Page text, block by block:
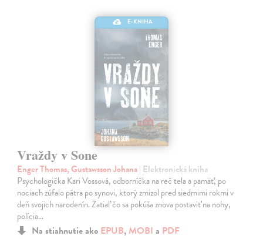
E-KNIHA
Vraždy v Sone
Enger Thomas, Gustawsson Johana| Elektronická kniha
Psychologička Kari Vossová, odborníčka na reč tela a pamäť, po
nociach zúfalo pátra po synovi, ktorý zmizol pred siedmimi rokmi v
deň svojich narodenín. Zatiaľ čo sa pokúša znova postaviť na nohy,
polícia…
Na stiahnutie ako EPUB, MOBI a PDF